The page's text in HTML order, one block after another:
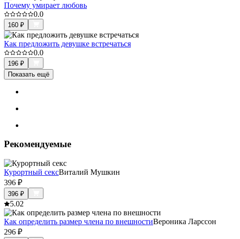
Почему умирает любовь
0.0
160 ₽
Как предложить девушке встречаться
0.0
196 ₽
Показать ещё
Рекомендуемые
Курортный сексВиталий Мушкин
396 ₽
396 ₽
5.02
Как определить размер члена по внешностиВероника Ларссон
296 ₽